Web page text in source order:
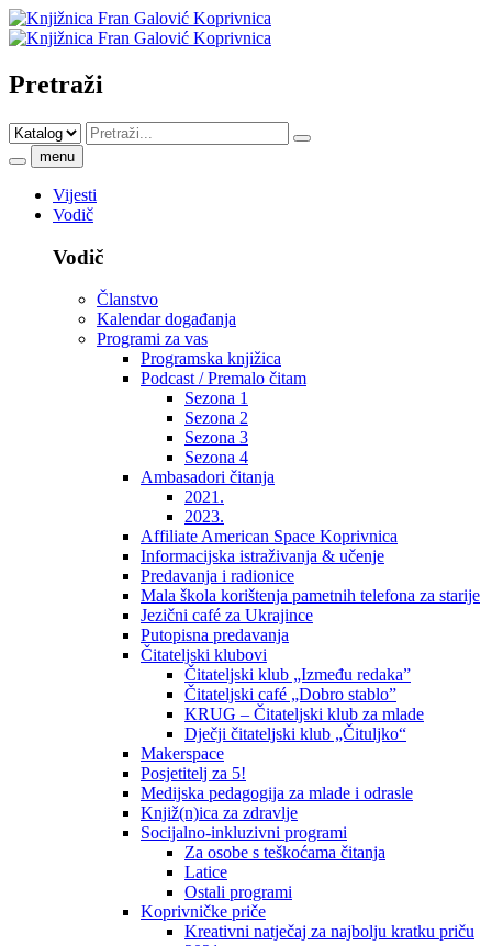
Pretraži
menu
Vijesti
Vodič
Vodič
Članstvo
Kalendar događanja
Programi za vas
Programska knjižica
Podcast / Premalo čitam
Sezona 1
Sezona 2
Sezona 3
Sezona 4
Ambasadori čitanja
2021.
2023.
Affiliate American Space Koprivnica
Informacijska istraživanja & učenje
Predavanja i radionice
Mala škola korištenja pametnih telefona za starije
Jezični café za Ukrajince
Putopisna predavanja
Čitateljski klubovi
Čitateljski klub „Između redaka”
Čitateljski café „Dobro stablo”
KRUG – Čitateljski klub za mlade
Dječji čitateljski klub „Čituljko“
Makerspace
Posjetitelj za 5!
Medijska pedagogija za mlade i odrasle
Knjiž(n)ica za zdravlje
Socijalno-inkluzivni programi
Za osobe s teškoćama čitanja
Latice
Ostali programi
Koprivničke priče
Kreativni natječaj za najbolju kratku priču